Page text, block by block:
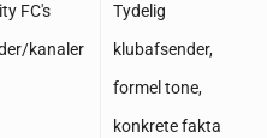
FC's
kanaler
Tydelig
klubafsender,
formel tone,
konkrete fakta